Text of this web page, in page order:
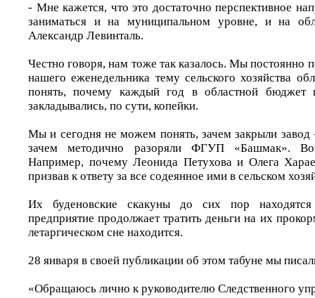
- Мне кажется, что это достаточно перспективное
заниматься и на муниципальном уровне, и на
Александр Левинталь.
Честно говоря, нам тоже так казалось. Мы постоянно
нашего еженедельника тему сельского хозяйства
понять, почему каждый год в областной бюджет
закладывались, по сути, копейки.
Мы и сегодня не можем понять, зачем закрыли
зачем методично разоряли ФГУП «Башмак».
Например, почему Леонида Петухова и Олега
призвав к ответу за все содеянное ими в сельском
Их буденовские скакуны до сих пор
предприятие продолжает тратить деньги на их
летаргическом сне находится.
28 января в своей публикации об этом табуне мы
«Обращаюсь лично к руководителю Следственного